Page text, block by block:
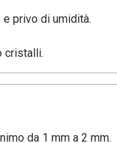
privo di umidità.
cristalli.
da 1 mm a 2 mm.